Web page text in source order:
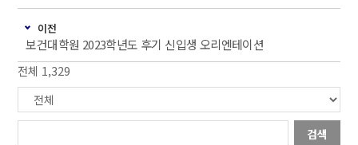
이전
보건대학원 2023학년도 후기 신입생 오리엔테이션
전체 1,329
검색